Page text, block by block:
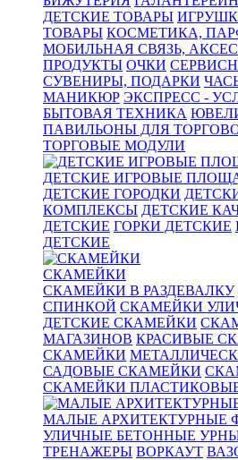
ДЕТСКИЕ ТОВАРЫ
ТОВАРЫ КОСМЕТИКА,
МОБИЛЬНАЯ СВЯЗЬ,
ПРОДУКТЫ ОЧКИ
СУВЕНИРЫ, ПОДАРКИ
МАНИКЮР ЭКСПРЕСС -
БЫТОВАЯ ТЕХНИКА
ПАВИЛЬОНЫ ДЛЯ
ТОРГОВЫЕ МОДУЛИ
ДЕТСКИЕ ИГРОВЫЕ
ДЕТСКИЕ ГОРОДКИ
КОМПЛЕКСЫ ДЕТСКИЕ
ДЕТСКИЕ ГОРКИ ДЕТСКИЕ
ДЕТСКИЕ
СКАМЕЙКИ
СКАМЕЙКИ В РАЗДЕВАЛКУ
СПИНКОЙ СКАМЕЙКИ
ДЕТСКИЕ СКАМЕЙКИ
МАГАЗИНОВ КРАСИВЫЕ
СКАМЕЙКИ
САДОВЫЕ СКАМЕЙКИ
СКАМЕЙКИ
МАЛЫЕ АРХИТЕКТУРНЫЕ
УЛИЧНЫЕ БЕТОННЫЕ
ТРЕНАЖЕРЫ ВОРКАУТ